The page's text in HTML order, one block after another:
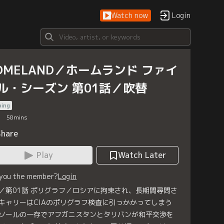
Watch now Login
／ホームランド ファイ
・シーズン 第01話／吹替
58mins
Play
Watch Later
the member?Login
第01話 ポリグラフ／ロシアに拘束され、長期間尋問さ
ャリーはCIAのポリグラフ検査に引っかかってしまう
ールの一存でアフガニスタンとタリバンが和平交渉を